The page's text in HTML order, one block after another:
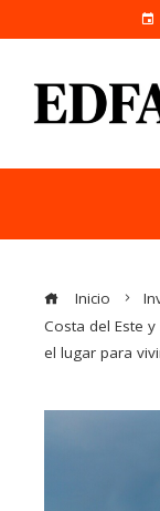
Inicio
Costa del Este
el lugar para